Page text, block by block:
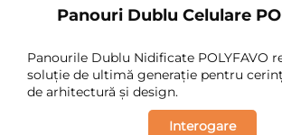
Panouri Dublu Celulare
Panourile Dublu Nidificate POLYFAVO
soluție de ultimă generație pentru
de arhitectură și design.
Interogare